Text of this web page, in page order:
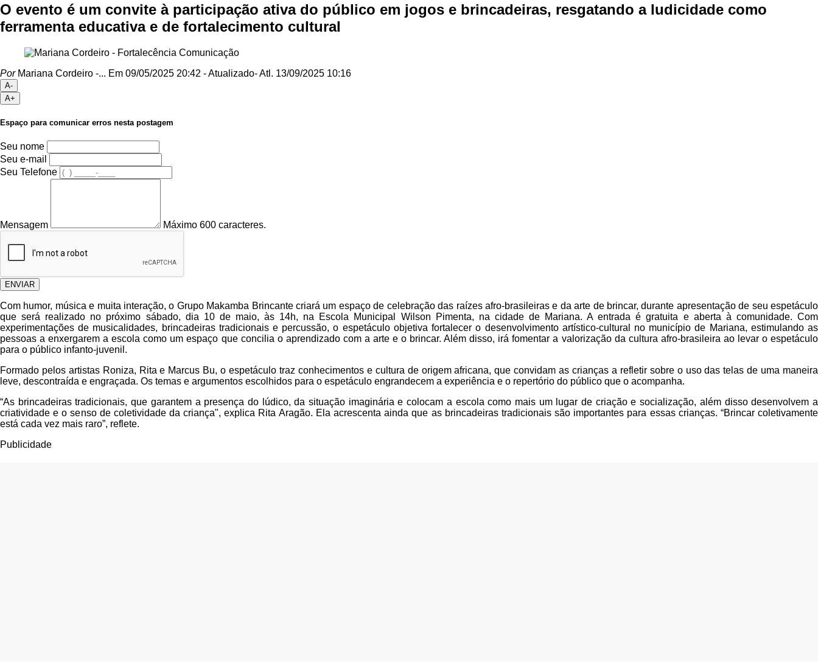
O evento é um convite à participação ativa do público em jogos e brincadeiras, resgatando a ludicidade como
ferramenta educativa e de fortalecimento cultural
PorMariana Cordeiro -... Em 09/05/2025 20:42 - Atualizado- Atl. 13/09/2025 10:16
A-
A+
Espaço para comunicar erros nesta postagem
Seu nome
Seu e-mail
Seu Telefone
Mensagem Máximo 600 caracteres.
ENVIAR
Com humor, música e muita interação, o Grupo Makamba Brincante criará um espaço de celebração das raízes afro-brasileiras e da arte de brincar, durante apresentação de seu espetáculo
que será realizado no próximo sábado, dia 10 de maio, às 14h, na Escola Municipal Wilson Pimenta, na cidade de Mariana. A entrada é gratuita e aberta à comunidade. Com
experimentações de musicalidades, brincadeiras tradicionais e percussão, o espetáculo objetiva fortalecer o desenvolvimento artístico-cultural no município de Mariana, estimulando as
pessoas a enxergarem a escola como um espaço que concilia o aprendizado com a arte e o brincar. Além disso, irá fomentar a valorização da cultura afro-brasileira ao levar o espetáculo
para o público infanto-juvenil.
Formado pelos artistas Roniza, Rita e Marcus Bu, o espetáculo traz conhecimentos e cultura de origem africana, que convidam as crianças a refletir sobre o uso das telas de uma maneira
leve, descontraída e engraçada. Os temas e argumentos escolhidos para o espetáculo engrandecem a experiência e o repertório do público que o acompanha.
“As brincadeiras tradicionais, que garantem a presença do lúdico, da situação imaginária e colocam a escola como mais um lugar de criação e socialização, além disso desenvolvem a
criatividade e o senso de coletividade da criança", explica Rita Aragão. Ela acrescenta ainda que as brincadeiras tradicionais são importantes para essas crianças. “Brincar coletivamente
está cada vez mais raro”, reflete.
Publicidade